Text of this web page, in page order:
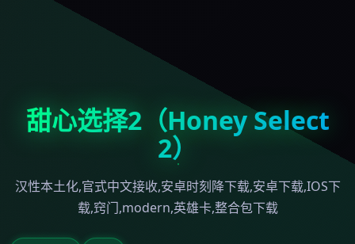
甜心选择2（Honey Select
2）
汉性本土化,官式中文接收,安卓时刻降下载,安卓下载,IOS下
载,窍门,modern,英雄卡,整合包下载